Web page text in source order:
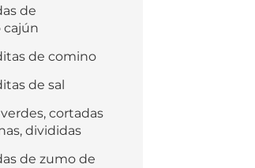
de
de comino
de sal
cortadas
divididas
de zumo de